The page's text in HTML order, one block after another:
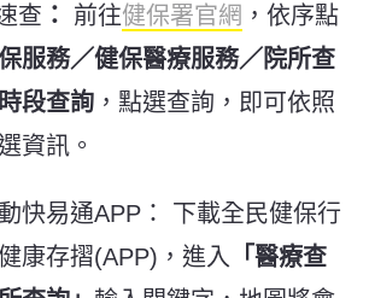
查 ： 前往健保署官網 ，依序點
服務／健保醫療服務／院所查
段查詢 ，點選查詢，即可依照
資訊。
快易通APP： 下載全民健保行
康存摺(APP)，進入 「醫療查